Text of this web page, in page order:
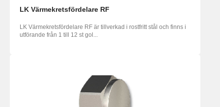
LK Värmekretsfördelare RF
LK Värmekretsfördelare RF är tillverkad i rostfritt stål och finns i
utförande från 1 till 12 st gol...